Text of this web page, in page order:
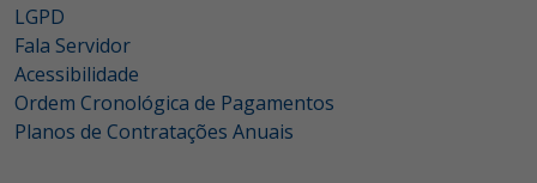
LGPD
Fala Servidor
Acessibilidade
Ordem Cronológica de Pagamentos
Planos de Contratações Anuais